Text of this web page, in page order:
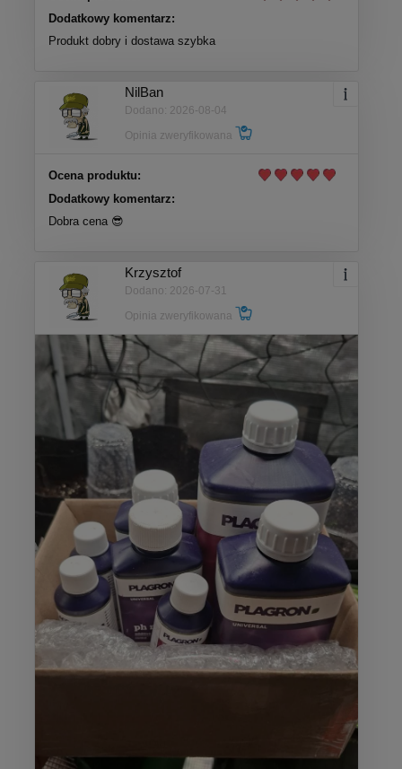
Dodatkowy komentarz:
Produkt dobry i dostawa szybka
NilBan
Dodano: 2026-08-04
Opinia zweryfikowana
Ocena produktu:
Dodatkowy komentarz:
Dobra cena 😎
Krzysztof
Dodano: 2026-07-31
Opinia zweryfikowana